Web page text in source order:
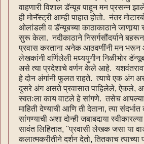
वाहणारी विशाल डॅन्यूब पाहून मन प्रसन्न
ही मोनॅस्ट्री आम्ही पाहात होतो. नंतर
ओलांडली व डॅन्यूबच्या काठाकाठाने जाणार्‍या
सुरू केला. नदीकाठाने निसर्गसौंदर्याने
प्रवास करताना अनेक आठवणींनी मन
लेखकांनी वर्णिलेली मध्ययुगीन निळीभोर
असे त्या प्रदेशाचे वर्णन केले आहे.
हे दोन अंगांनी फुलत राहते. त्याचे एक अंग
दुसरे अंग असते प्रवासात पाहिलेले, ऐकले,
स्वतःला काय वाटले हे सांगणे. तसेच
माहिती देण्याची आणि ती देताना, त्या
सांगण्याची अशा दोन्ही जबाबदार्‍या
सावंत लिहितात, ''प्रवासी लेखक जसा या
कलात्मकरीतीने दर्शन देतो, तितकाच